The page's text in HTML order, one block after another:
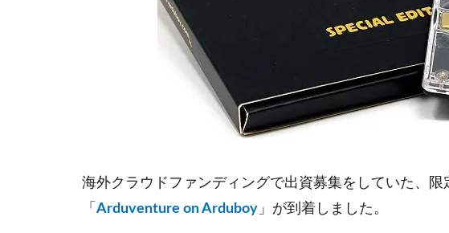
海外クラウドファンディングで出資募集をしていた、
「 Arduventure on Arduboy 」が到着しました。